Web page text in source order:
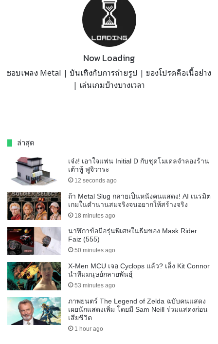
Now Loading
ชอบเพลง Metal | บันเทิงกับการถ่ายรูป | ของโปรดคือเนื้อย่าง
| เล่นเกมบ้างบางเวลา
ล่าสุด
เจ๋ง! เอาใจแฟน Initial D กับชุดโมเดลจำลองร้าน
เต้าหู้ ฟูจิวาระ
12 seconds ago
ถ้า Metal Slug กลายเป็นหนังคนแสดง! AI เนรมิต
เกมในตำนานสมจริงจนอยากให้สร้างจริง
18 minutes ago
นาฬิกาข้อมือรุ่นพิเศษในธีมของ Mask Rider
Faiz (555)
50 minutes ago
X-Men MCU เจอ Cyclops แล้ว? เล็ง Kit Connor
นำทีมมนุษย์กลายพันธุ์
53 minutes ago
ภาพยนตร์ The Legend of Zelda ฉบับคนแสดง
เผยนักแสดงเพิ่ม โดยมี Sam Neill ร่วมแสดงก่อน
เสียชีวิต
1 hour ago